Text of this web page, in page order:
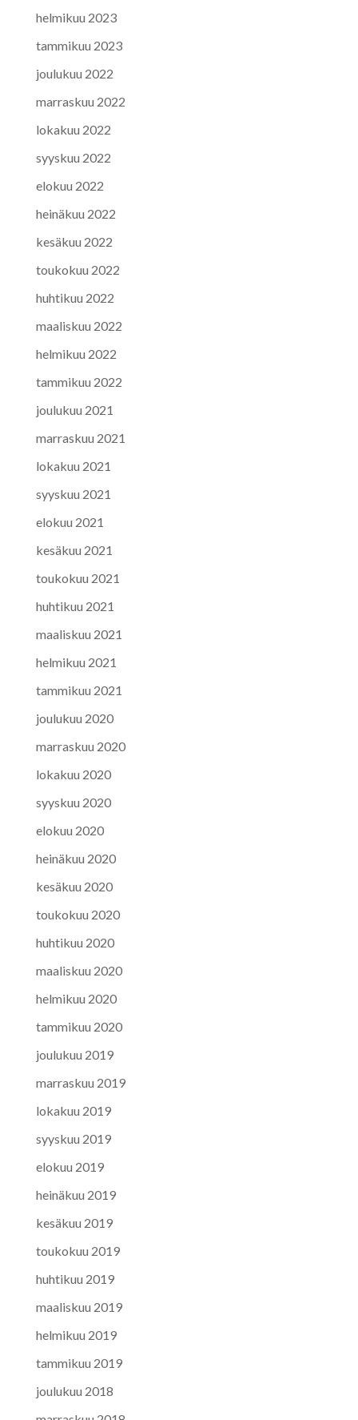
helmikuu 2023
tammikuu 2023
joulukuu 2022
marraskuu 2022
lokakuu 2022
syyskuu 2022
elokuu 2022
heinäkuu 2022
kesäkuu 2022
toukokuu 2022
huhtikuu 2022
maaliskuu 2022
helmikuu 2022
tammikuu 2022
joulukuu 2021
marraskuu 2021
lokakuu 2021
syyskuu 2021
elokuu 2021
kesäkuu 2021
toukokuu 2021
huhtikuu 2021
maaliskuu 2021
helmikuu 2021
tammikuu 2021
joulukuu 2020
marraskuu 2020
lokakuu 2020
syyskuu 2020
elokuu 2020
heinäkuu 2020
kesäkuu 2020
toukokuu 2020
huhtikuu 2020
maaliskuu 2020
helmikuu 2020
tammikuu 2020
joulukuu 2019
marraskuu 2019
lokakuu 2019
syyskuu 2019
elokuu 2019
heinäkuu 2019
kesäkuu 2019
toukokuu 2019
huhtikuu 2019
maaliskuu 2019
helmikuu 2019
tammikuu 2019
joulukuu 2018